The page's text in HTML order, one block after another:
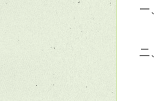
一、
二、